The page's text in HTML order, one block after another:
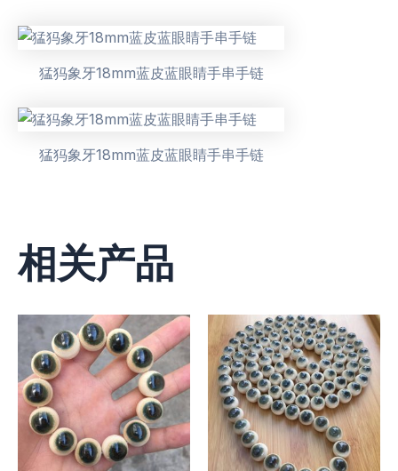
猛犸象牙18mm蓝皮蓝眼睛手串手链
猛犸象牙18mm蓝皮蓝眼睛手串手链
相关产品